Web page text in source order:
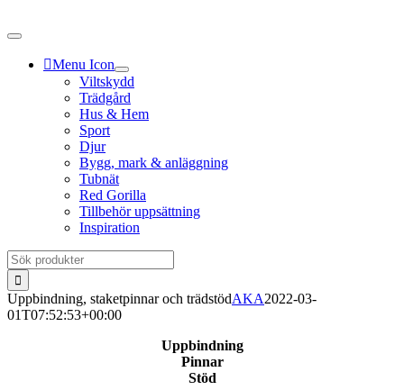
till
Menu Icon
Viltskydd
Trädgård
Hus & Hem
Sport
Djur
Bygg, mark & anläggning
Tubnät
Red Gorilla
Tillbehör uppsättning
Inspiration
Sök
efter:
Uppbindning, staketpinnar och trädstödAKA2022-03-
01T07:52:53+00:00
Uppbindning
Pinnar
Stöd